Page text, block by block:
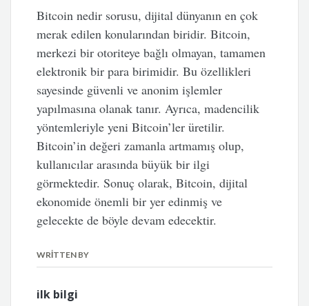
Bitcoin nedir sorusu, dijital dünyanın en çok
merak edilen konularından biridir. Bitcoin,
merkezi bir otoriteye bağlı olmayan, tamamen
elektronik bir para birimidir. Bu özellikleri
sayesinde güvenli ve anonim işlemler
yapılmasına olanak tanır. Ayrıca, madencilik
yöntemleriyle yeni Bitcoin’ler üretilir.
Bitcoin’in değeri zamanla artmamış olup,
kullanıcılar arasında büyük bir ilgi
görmektedir. Sonuç olarak, Bitcoin, dijital
ekonomide önemli bir yer edinmiş ve
gelecekte de böyle devam edecektir.
WRITTEN BY
ilk bilgi